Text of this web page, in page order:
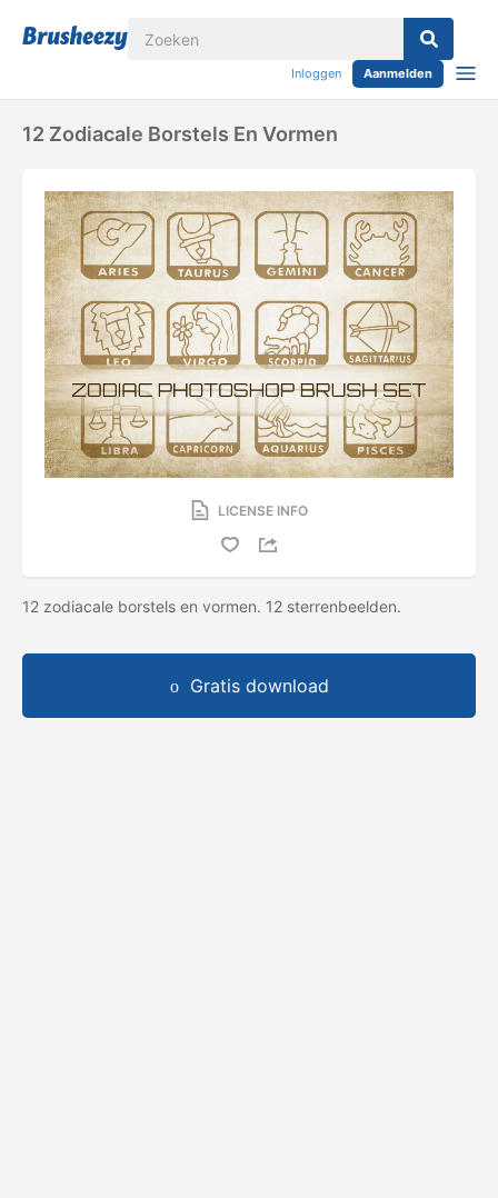
Inloggen Aanmelden
12 Zodiacale Borstels En Vormen
LICENSE INFO
12 zodiacale borstels en vormen. 12 sterrenbeelden.
Gratis download